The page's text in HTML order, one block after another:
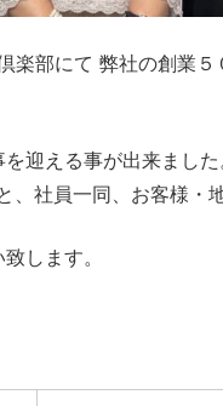
楽部にて 弊社の創業
迎える事が出来ました
社員一同、お客様・
します。